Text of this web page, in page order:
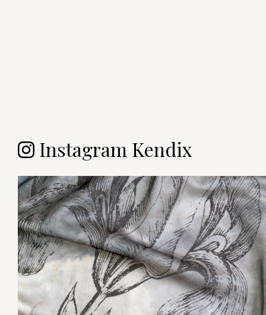
Instagram Kendix